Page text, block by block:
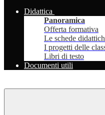
Didattica
Panoramica
Offerta formativa
Le schede
I progetti delle
Libri di testo
Documenti utili